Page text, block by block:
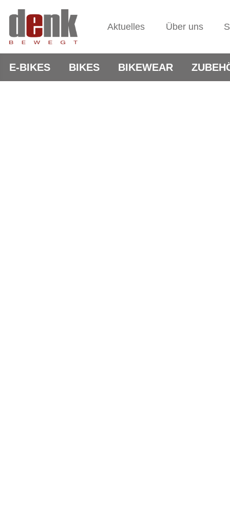
Aktuelles Über uns
E-BIKES BIKES BIKEWEAR